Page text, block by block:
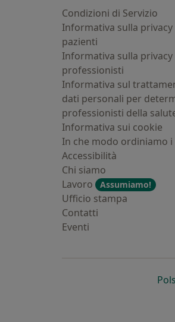
Condizioni di Servizio
Informativa sulla privacy
pazienti
Informativa sulla privacy
professionisti
Informativa sul
dati personali per
professionisti della
Informativa sui cookie
In che modo ordiniamo
Accessibilità
Chi siamo
Lavoro
Assumiamo!
Ufficio stampa
Contatti
Eventi